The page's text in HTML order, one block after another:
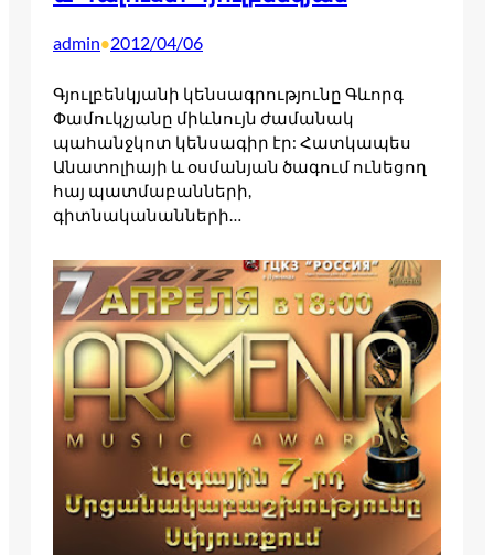
admin•2012/04/06
Գյուլբենկյանի կենսագրությունը Գևորգ
Փամուկչյանը միևնույն ժամանակ
պահանջկոտ կենսագիր էր: Հատկապես
Անատոլիայի և օսմանյան ծագում ունեցող
հայ պատմաբանների,
գիտնականանների…